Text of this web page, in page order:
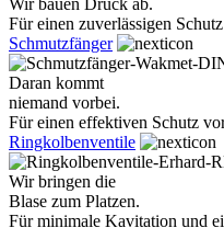
Wir bauen Druck ab.
Für einen zuverlässigen
Schmutzfänger
Daran kommt
niemand vorbei.
Für einen effektiven Schutz
Ringkolbenventile
Wir bringen die
Blase zum Platzen.
Für minimale Kavitation und